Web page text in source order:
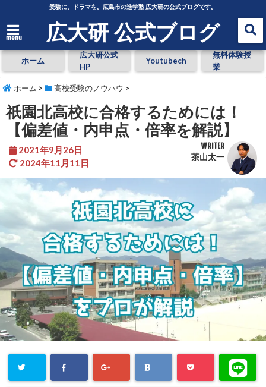
受験に、ドラマを。広島市の進学塾 広大研の公式ブログです。
menu 広大研 公式ブログ
ホーム
広大研公式
HP
Youtubech
無料体験授
業
ホーム > 高校受験のノウハウ >
祇園北高校に合格するためには！
【偏差値・内申点・倍率を解説】
2021年9月26日
2024年11月11日
WRITER
茶山太一